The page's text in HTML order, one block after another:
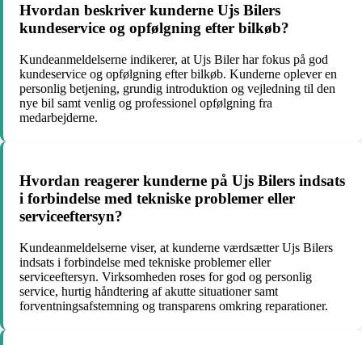
Hvordan beskriver kunderne Ujs Bilers
kundeservice og opfølgning efter bilkøb?
Kundeanmeldelserne indikerer, at Ujs Biler har fokus på god
kundeservice og opfølgning efter bilkøb. Kunderne oplever en
personlig betjening, grundig introduktion og vejledning til den
nye bil samt venlig og professionel opfølgning fra
medarbejderne.
Hvordan reagerer kunderne på Ujs Bilers indsats
i forbindelse med tekniske problemer eller
serviceeftersyn?
Kundeanmeldelserne viser, at kunderne værdsætter Ujs Bilers
indsats i forbindelse med tekniske problemer eller
serviceeftersyn. Virksomheden roses for god og personlig
service, hurtig håndtering af akutte situationer samt
forventningsafstemning og transparens omkring reparationer.